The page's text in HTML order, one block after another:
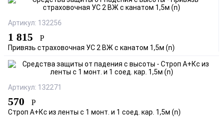
Артикул: 132256
1 815 Р
Привязь страховочная УС 2 ВЖ с канатом 1,5м (n)
Артикул: 132271
570 Р
Строп А+Кс из ленты с 1 монт. и 1 соед. кар. 1,5м (n)